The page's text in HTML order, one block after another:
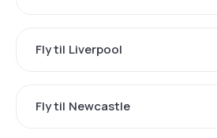
Fly til Liverpool
Fly til Newcastle